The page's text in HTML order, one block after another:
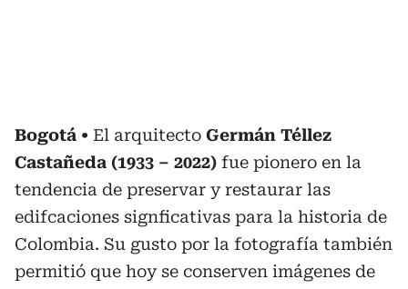
Bogotá El arquitecto Germán Téllez
Castañeda (1933 – 2022) fue pionero en la
tendencia de preservar y restaurar las
edifcaciones signficativas para la historia de
Colombia. Su gusto por la fotografía también
permitió que hoy se conserven imágenes de